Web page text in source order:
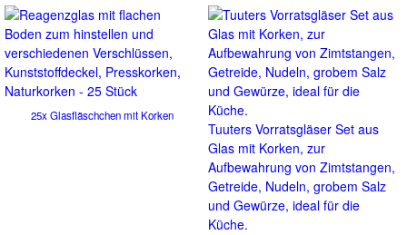
25x Glasfläschchen mit Korken
Tuuters Vorratsgläser Set aus
Glas mit Korken, zur
Aufbewahrung von Zimtstangen,
Getreide, Nudeln, grobem Salz
und Gewürze, ideal für die
Küche.